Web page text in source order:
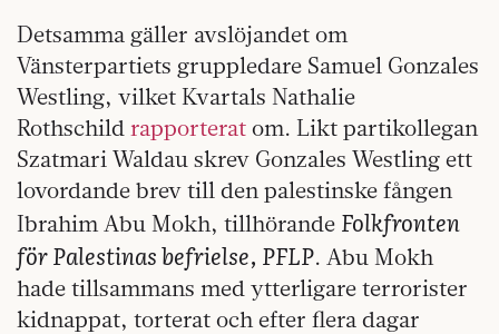
Detsamma gäller avslöjandet om
Vänsterpartiets gruppledare Samuel Gonzales
Westling, vilket Kvartals Nathalie
Rothschild rapporterat om. Likt partikollegan
Szatmari Waldau skrev Gonzales Westling ett
lovordande brev till den palestinske fången
Ibrahim Abu Mokh, tillhörande Folkfronten
för Palestinas befrielse, PFLP. Abu Mokh
hade tillsammans med ytterligare terrorister
kidnappat, torterat och efter flera dagar